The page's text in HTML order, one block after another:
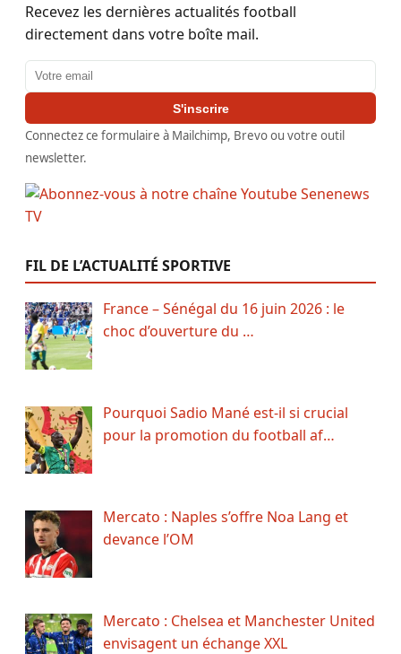
Recevez les dernières actualités football
directement dans votre boîte mail.
Adresse email
S'inscrire
Connectez ce formulaire à Mailchimp, Brevo ou votre outil
newsletter.
FIL DE L’ACTUALITÉ SPORTIVE
France – Sénégal du 16 juin 2026 : le
choc d’ouverture du …
Pourquoi Sadio Mané est-il si crucial
pour la promotion du football af…
Mercato : Naples s’offre Noa Lang et
devance l’OM
Mercato : Chelsea et Manchester United
envisagent un échange XXL